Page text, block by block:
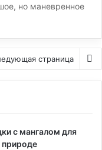
но маневренное
страница
с мангалом для
природе